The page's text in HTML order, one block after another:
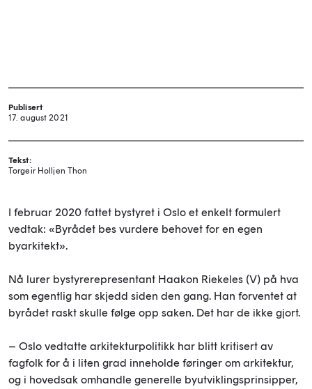
Publisert
17. august 2021
Tekst:
Torgeir Holljen Thon
I februar 2020 fattet bystyret i Oslo et enkelt formulert
vedtak: «Byrådet bes vurdere behovet for en egen
byarkitekt».
Nå lurer bystyrerepresentant Haakon Riekeles (V) på hva
som egentlig har skjedd siden den gang. Han forventet at
byrådet raskt skulle følge opp saken. Det har de ikke gjort.
– Oslo vedtatte arkitekturpolitikk har blitt kritisert av
fagfolk for å i liten grad inneholde føringer om arkitektur,
og i hovedsak omhandle generelle byutviklingsprinsipper,